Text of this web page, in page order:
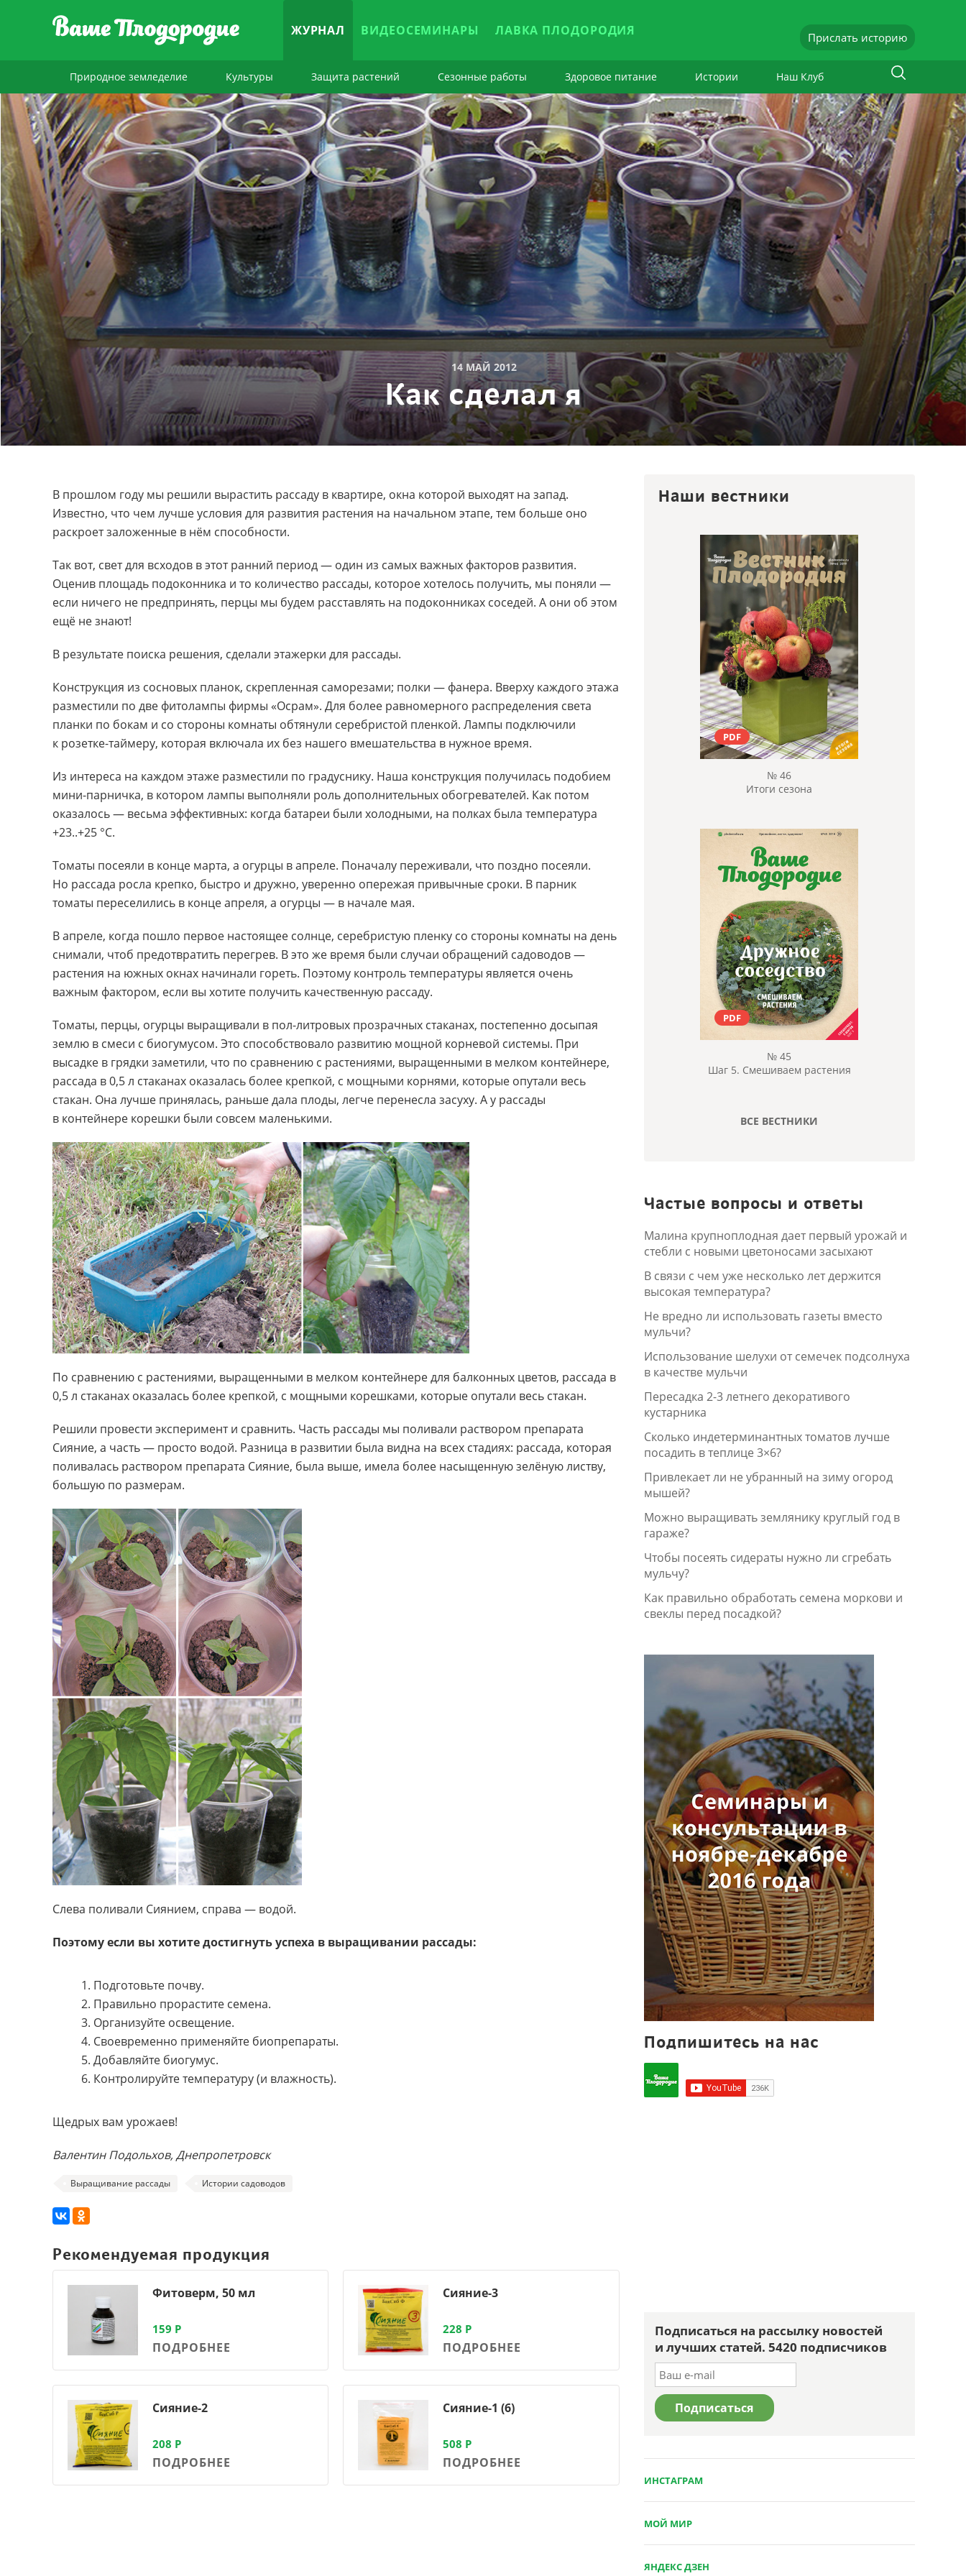
ЖУРНАЛ ВИДЕОСЕМИНАРЫ ЛАВКА ПЛОДОРОДИЯ Прислать историю
Природное земледелие Культуры Защита растений Сезонные работы Здоровое питание Истории Наш Клуб
14 МАЙ 2012
Как сделал я
В прошлом году мы решили вырастить рассаду в квартире, окна которой выходят на запад.
Известно, что чем лучше условия для развития растения на начальном этапе, тем больше оно
раскроет заложенные в нём способности.
Так вот, свет для всходов в этот ранний период — один из самых важных факторов развития.
Оценив площадь подоконника и то количество рассады, которое хотелось получить, мы поняли —
если ничего не предпринять, перцы мы будем расставлять на подоконниках соседей. А они об этом
ещё не знают!
В результате поиска решения, сделали этажерки для рассады.
Конструкция из сосновых планок, скрепленная саморезами; полки — фанера. Вверху каждого этажа
разместили по две фитолампы фирмы «Осрам». Для более равномерного распределения света
планки по бокам и со стороны комнаты обтянули серебристой пленкой. Лампы подключили
к розетке-таймеру, которая включала их без нашего вмешательства в нужное время.
Из интереса на каждом этаже разместили по градуснику. Наша конструкция получилась подобием
мини-парничка, в котором лампы выполняли роль дополнительных обогревателей. Как потом
оказалось — весьма эффективных: когда батареи были холодными, на полках была температура
+23..+25 °C.
Томаты посеяли в конце марта, а огурцы в апреле. Поначалу переживали, что поздно посеяли.
Но рассада росла крепко, быстро и дружно, уверенно опережая привычные сроки. В парник
томаты переселились в конце апреля, а огурцы — в начале мая.
В апреле, когда пошло первое настоящее солнце, серебристую пленку со стороны комнаты на день
снимали, чтоб предотвратить перегрев. В это же время были случаи обращений садоводов —
растения на южных окнах начинали гореть. Поэтому контроль температуры является очень
важным фактором, если вы хотите получить качественную рассаду.
Томаты, перцы, огурцы выращивали в пол-литровых прозрачных стаканах, постепенно досыпая
землю в смеси с биогумусом. Это способствовало развитию мощной корневой системы. При
высадке в грядки заметили, что по сравнению с растениями, выращенными в мелком контейнере,
рассада в 0,5 л стаканах оказалась более крепкой, с мощными корнями, которые опутали весь
стакан. Она лучше принялась, раньше дала плоды, легче перенесла засуху. А у рассады
в контейнере корешки были совсем маленькими.
По сравнению с растениями, выращенными в мелком контейнере для балконных цветов, рассада в
0,5 л стаканах оказалась более крепкой, с мощными корешками, которые опутали весь стакан.
Решили провести эксперимент и сравнить. Часть рассады мы поливали раствором препарата
Сияние, а часть — просто водой. Разница в развитии была видна на всех стадиях: рассада, которая
поливалась раствором препарата Сияние, была выше, имела более насыщенную зелёную листву,
большую по размерам.
Слева поливали Сиянием, справа — водой.
Поэтому если вы хотите достигнуть успеха в выращивании рассады:
1. Подготовьте почву.
2. Правильно прорастите семена.
3. Организуйте освещение.
4. Своевременно применяйте биопрепараты.
5. Добавляйте биогумус.
6. Контролируйте температуру (и влажность).
Щедрых вам урожаев!
Валентин Подольхов, Днепропетровск
Выращивание рассады Истории садоводов
Рекомендуемая продукция
Фитоверм, 50 мл
159 Р
ПОДРОБНЕЕ
Сияние-3
228 Р
ПОДРОБНЕЕ
Сияние-2
208 Р
ПОДРОБНЕЕ
Сияние-1 (6)
508 Р
ПОДРОБНЕЕ
Наши вестники
PDF
№ 46
Итоги сезона
PDF
№ 45
Шаг 5. Смешиваем растения
ВСЕ ВЕСТНИКИ
Частые вопросы и ответы
Малина крупноплодная дает первый урожай и
стебли с новыми цветоносами засыхают
В связи с чем уже несколько лет держится
высокая температура?
Не вредно ли использовать газеты вместо
мульчи?
Использование шелухи от семечек подсолнуха
в качестве мульчи
Пересадка 2-3 летнего декоративого
кустарника
Сколько индетерминантных томатов лучше
посадить в теплице 3×6?
Привлекает ли не убранный на зиму огород
мышей?
Можно выращивать землянику круглый год в
гараже?
Чтобы посеять сидераты нужно ли сгребать
мульчу?
Как правильно обработать семена моркови и
свеклы перед посадкой?
Подпишитесь на нас
Подписаться на рассылку новостей
и лучших статей. 5420 подписчиков
ИНСТАГРАМ
МОЙ МИР
ЯНДЕКС ДЗЕН